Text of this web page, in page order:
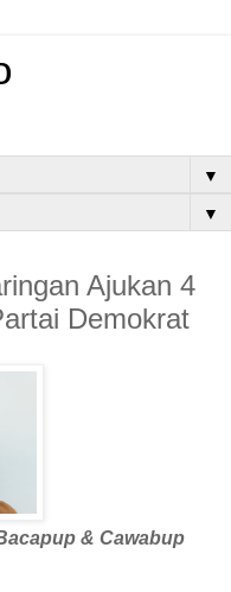
▼
▼
Ajukan 4
Demokrat
& Cawabup